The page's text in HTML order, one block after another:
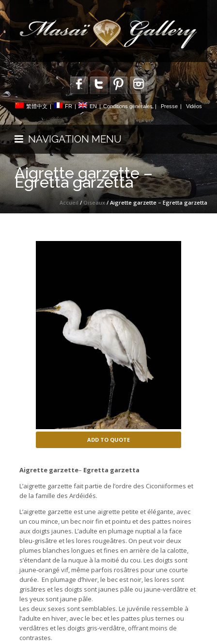
繁體中文 | FR | EN | Conditions générales Presse Vidéos
NAVIGATION MENU
Aigrette garzette –
Egretta garzetta
Accueil/Oiseaux/ Aigrette garzette – Egretta garzetta
ADD TO QUOTE
Aigrette garzette– Egretta garzetta
L’aigrette garzette fait partie de l’ordre des Ciconiiformes et
de la famille des Ardéidés.
L’aigrette garzette est une aigrette petite et élégante, avec
un cou mince, un bec noir fin et pointu et des pattes noires
aux doigts jaunes. L’adulte en plumage nuptial a la face
bleu-grisâtre et les lores rougeâtres. On peut voir deux
plumes blanches longues et fines en arrière de la calotte,
s’étendant de la nuque à la moitié du cou. Les doigts sont
jaune-orangé vif, même parfois rosâtres pour une courte
durée. En plumage d’hiver, le bec est noir, les lores sont
grisâtres et les doigts sont jaunes pâle ou jaune-verdâtre et
les yeux sont jaune pâle.
Les deux sexes sont semblables. Le juvénile ressemble à
l’adulte en hiver, avec le bec et les pattes plus ternes ou
verdâtres et les doigts gris-verdâtre, offrant moins de
contrastes.